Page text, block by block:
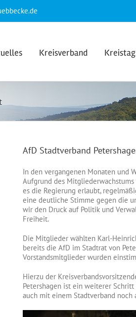
Kreisverband
AfD Stadtverband
In den vergangenen Monaten und
Aufgrund des
es die Regierung erlaubt,
eine deutliche Stimme gegen die
wir den Druck auf Politik und
Freiheit.
Die Mitglieder wählten Karl-
bereits die AfD im Stadtrat von
Vorstandsmitglieder wurden
Hierzu der
Petershagen ist ein weiterer
auch mit einem Stadtverband noch